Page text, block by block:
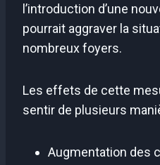
l’introduction d’une
pourrait aggraver la
nombreux foyers.
Les effets de cette
sentir de plusieurs
Augmentation des